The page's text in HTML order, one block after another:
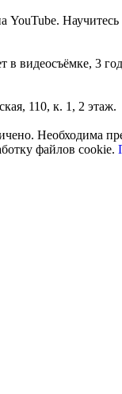
YouTube.
в видеосъёмке, 3
110, к. 1, 2 этаж.
Необходима
файлов cookie.